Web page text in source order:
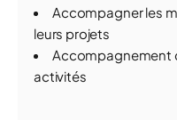
Accompagner les
leurs projets
Accompagnement
activités